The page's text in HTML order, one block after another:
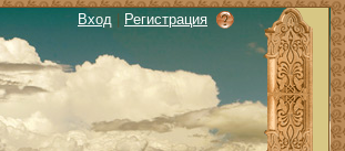
Вход Регистрация